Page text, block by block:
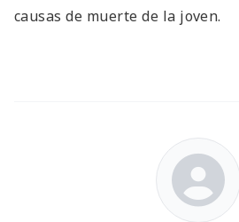
causas de muerte de la joven.